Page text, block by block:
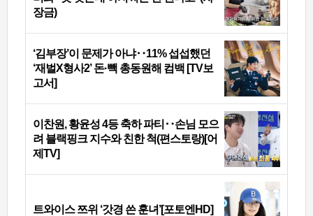
장금)
‘김부장’이 문제가 아냐‥11% 섭섭했던
‘재벌X형사2’ 돈·빽 총동원해 컴백 [TV보
고서]
이찬원, 황윤성 4등 축하 파티‥손님 모으
려 블랙핑크 지수와 친한 척(편스토랑)[어
제TV]
트와이스 쯔위 ‘갓경 쓴 훈녀’[포토엔HD]